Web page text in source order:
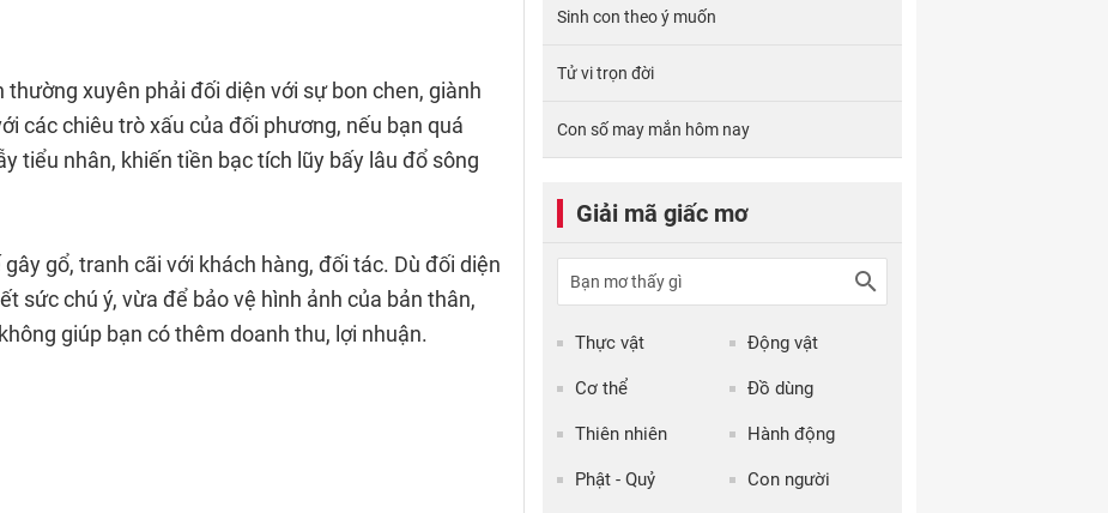
xuyên phải đối diện với sự bon chen, giành
các chiêu trò xấu của đối phương, nếu bạn quá
tiểu nhân, khiến tiền bạc tích lũy bấy lâu đổ sông
gổ, tranh cãi với khách hàng, đối tác. Dù đối diện
sức chú ý, vừa để bảo vệ hình ảnh của bản thân,
giúp bạn có thêm doanh thu, lợi nhuận.
Sinh con theo ý muốn
Tử vi trọn đời
Con số may mắn hôm nay
Giải mã giấc mơ
Thực vật Động vật
Cơ thể Đồ dùng
Thiên nhiên Hành động
Phật - Quỷ Con người